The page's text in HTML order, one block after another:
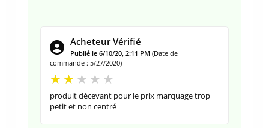
Acheteur Vérifié
Publié le 6/10/20, 2:11 PM (Date de
commande : 5/27/2020)
produit décevant pour le prix marquage trop
petit et non centré